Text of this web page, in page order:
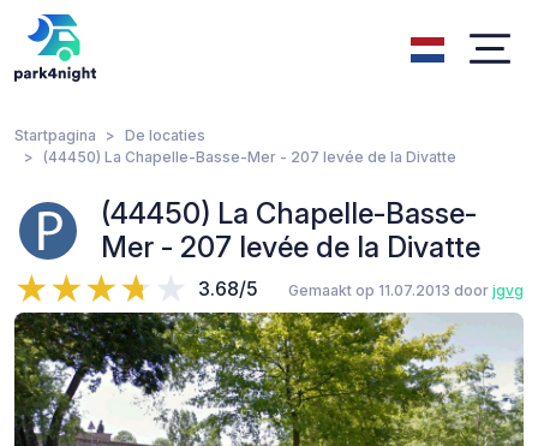
Startpagina
De locaties
(44450) La Chapelle-Basse-Mer - 207 levée de la Divatte
(44450) La Chapelle-Basse-
Mer - 207 levée de la Divatte
3.68/5 Gemaakt op 11.07.2013 door jgvg